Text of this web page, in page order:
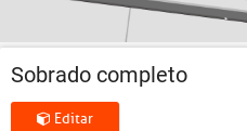
Sobrado completo
Editar